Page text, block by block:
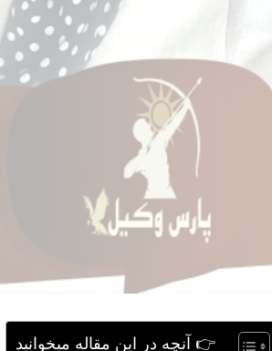
👉 آنچه در این مقاله میخوانید